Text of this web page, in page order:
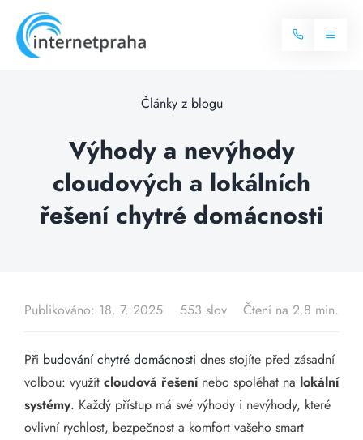
content
Toggle
Internet
Balíčky internetu
Více o internetu
Televize
Články z blogu
Výhody a nevýhody
cloudových a lokálních
řešení chytré domácnosti
Publikováno: 18. 7. 2025 553 slov Čtení na 2.8 min.
Při budování chytré domácnosti dnes stojíte před zásadní
volbou: využít cloudová řešenínebo spoléhat na lokální
systémy. Každý přístup má své výhody i nevýhody, které
ovlivní rychlost, bezpečnost a komfort vašeho smart